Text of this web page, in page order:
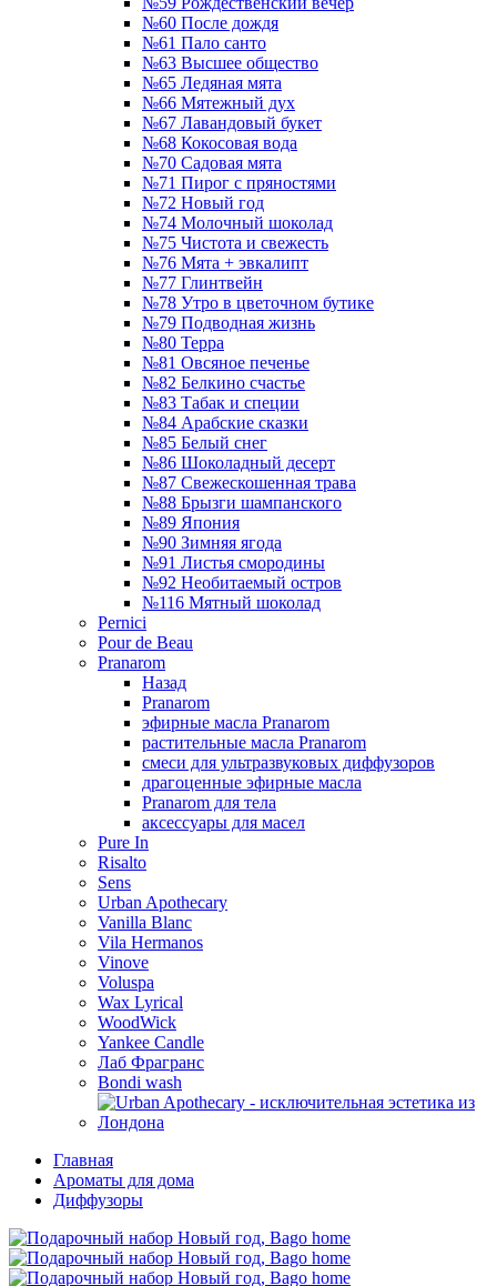
№60 После дождя
№61 Пало санто
№63 Высшее общество
№65 Ледяная мята
№66 Мятежный дух
№67 Лавандовый букет
№68 Кокосовая вода
№70 Садовая мята
№71 Пирог с пряностями
№72 Новый год
№74 Молочный шоколад
№75 Чистота и свежесть
№76 Мята + эвкалипт
№77 Глинтвейн
№78 Утро в цветочном бутике
№79 Подводная жизнь
№80 Терра
№81 Овсяное печенье
№82 Белкино счастье
№83 Табак и специи
№84 Арабские сказки
№85 Белый снег
№86 Шоколадный десерт
№87 Свежескошенная трава
№88 Брызги шампанского
№89 Япония
№90 Зимняя ягода
№91 Листья смородины
№92 Необитаемый остров
№116 Мятный шоколад
Pernici
Pour de Beau
Pranarom
Назад
Pranarom
эфирные масла Pranarom
растительные масла Pranarom
смеси для ультразвуковых диффузоров
драгоценные эфирные масла
Pranarom для тела
аксессуары для масел
Pure In
Risalto
Sens
Urban Apothecary
Vanilla Blanc
Vila Hermanos
Vinove
Voluspa
Wax Lyrical
WoodWick
Yankee Candle
Лаб Фрагранс
Bondi wash
Главная
Ароматы для дома
Диффузоры